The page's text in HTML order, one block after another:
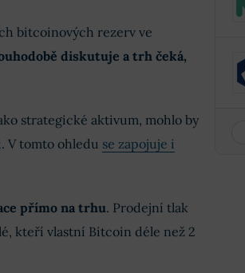
bitcoinových rezerv ve
diskutuje a trh čeká,
strategické aktivum, mohlo by
V tomto ohledu se zapojuje i
přímo na trhu. Prodejní tlak
kteří vlastní Bitcoin déle než 2